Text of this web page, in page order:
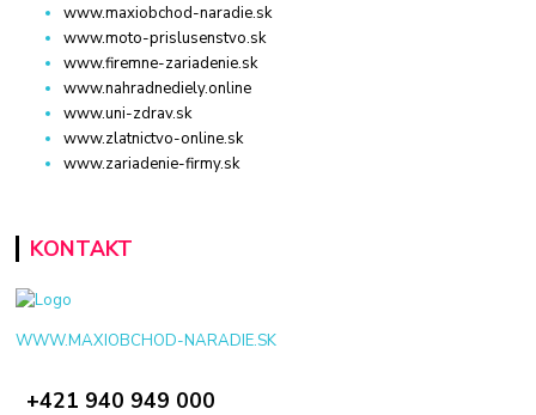
www.maxiobchod-naradie.sk
www.moto-prislusenstvo.sk
www.firemne-zariadenie.sk
www.nahradnediely.online
www.uni-zdrav.sk
www.zlatnictvo-online.sk
www.zariadenie-firmy.sk
KONTAKT
WWW.MAXIOBCHOD-NARADIE.SK
+421 940 949 000